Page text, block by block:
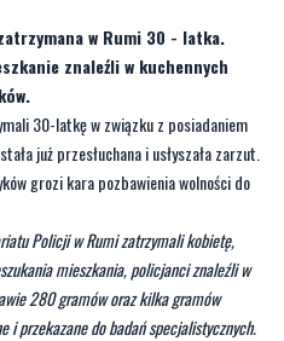
w Rumi 30 - latka.
znaleźli w kuchennych
30-latkę w związku z posiadaniem
już przesłuchana i usłyszała zarzut.
grozi kara pozbawienia wolności do
Policji w Rumi zatrzymali kobietę,
mieszkania, policjanci znaleźli w
280 gramów oraz kilka gramów
i przekazane do badań specjalistycznych.